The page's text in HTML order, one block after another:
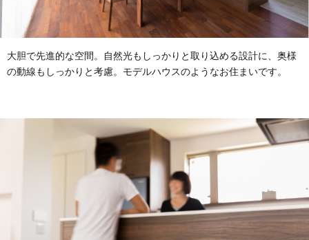
大胆で先進的な空間。自然光もしっかりと取り込める設計に、奥様
の動線もしっかりと考慮。モデルハウスのようなお住まいです。